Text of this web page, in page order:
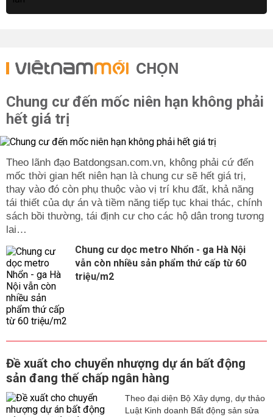
CHỌN
Chung cư đến mốc niên hạn không phải
hết giá trị
Theo lãnh đạo Batdongsan.com.vn, không phải cứ đến
mốc thời gian hết niên hạn là chung cư sẽ hết giá trị,
thay vào đó còn phụ thuộc vào vị trí khu đất, khả năng
tái thiết của dự án và tiềm năng tiếp tục khai thác, chính
sách bồi thường, tái định cư cho các hộ dân trong tương
lai…
Chung cư dọc metro Nhổn - ga Hà Nội
vẫn còn nhiều sản phẩm thứ cấp từ 60
triệu/m2
Đề xuất cho chuyển nhượng dự án bất động
sản đang thế chấp ngân hàng
Theo đại diện Bộ Xây dựng, dự thảo
Luật Kinh doanh Bất động sản sửa